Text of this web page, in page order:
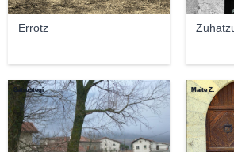
Errotz
Satrustegi Maite Z.